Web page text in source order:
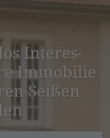
Inter­es­
Immobilie
Seißen